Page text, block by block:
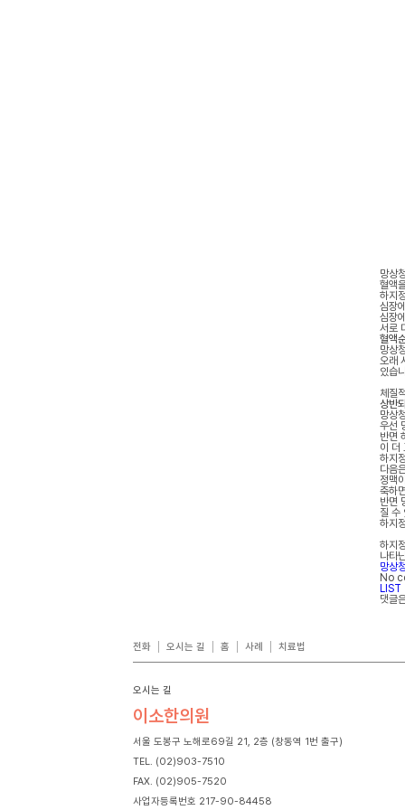
망상
혈액
하지
심장
심장
서로
혈액
망상
오래
있습
체질
상반
망상
우선
반면
이 더
하지
다음
정맥
축하
반면
질 수
하지
하지
나타
망상
No
LIST
댓글
전화 오시는 길 홈 사례 치료법
오시는 길
이소한의원
서울 도봉구 노해로69길 21, 2층 (창동역 1번 출구)
TEL. (02)903-7510
FAX. (02)905-7520
사업자등록번호 217-90-84458